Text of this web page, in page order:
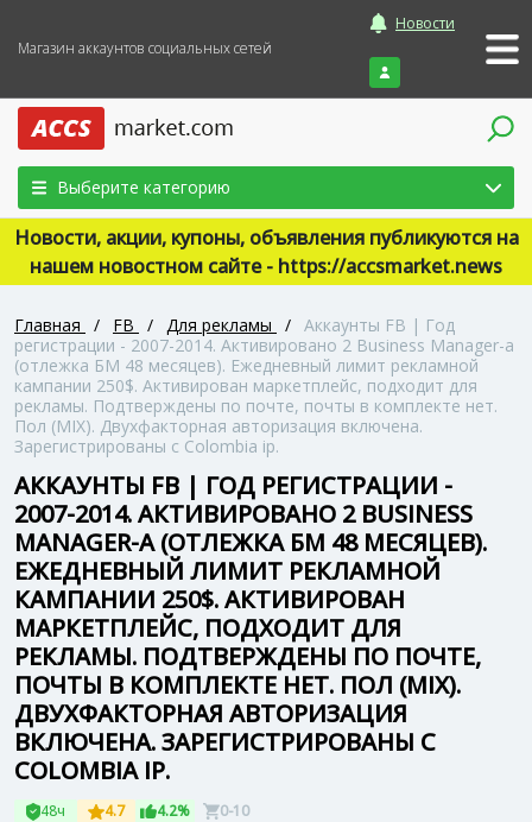
Магазин аккаунтов социальных сетей
Новости
Войти
Выберите категорию
Новости, акции, купоны, объявления публикуются на
нашем новостном сайте - https://accsmarket.news
Главная / FB / Для рекламы / Аккаунты FB | Год
регистрации - 2007-2014. Активировано 2 Business Manager-а
(отлежка БМ 48 месяцев). Ежедневный лимит рекламной
кампании 250$. Активирован маркетплейс, подходит для
рекламы. Подтверждены по почте, почты в комплекте нет.
Пол (MIX). Двухфакторная авторизация включена.
Зарегистрированы с Colombia ip.
АККАУНТЫ FB | ГОД РЕГИСТРАЦИИ -
2007-2014. АКТИВИРОВАНО 2 BUSINESS
MANAGER-А (ОТЛЕЖКА БМ 48 МЕСЯЦЕВ).
ЕЖЕДНЕВНЫЙ ЛИМИТ РЕКЛАМНОЙ
КАМПАНИИ 250$. АКТИВИРОВАН
МАРКЕТПЛЕЙС, ПОДХОДИТ ДЛЯ
РЕКЛАМЫ. ПОДТВЕРЖДЕНЫ ПО ПОЧТЕ,
ПОЧТЫ В КОМПЛЕКТЕ НЕТ. ПОЛ (MIX).
ДВУХФАКТОРНАЯ АВТОРИЗАЦИЯ
ВКЛЮЧЕНА. ЗАРЕГИСТРИРОВАНЫ С
COLOMBIA IP.
48ч 4.7 4.2% 0-10